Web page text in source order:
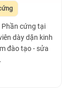
Phần cứng tại
dày dặn kinh
đào tạo - sửa